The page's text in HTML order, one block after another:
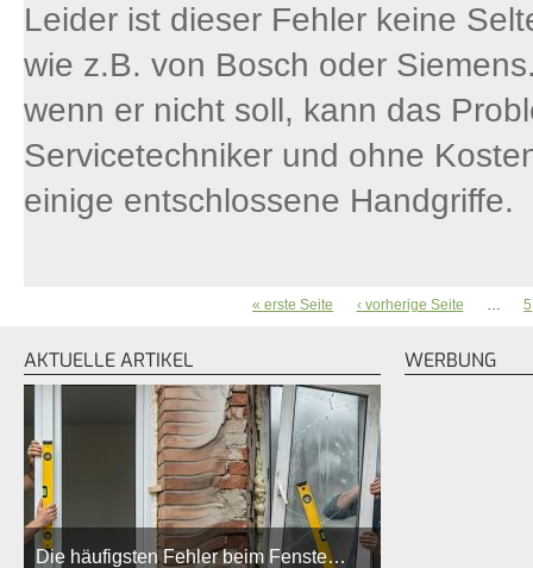
Leider ist dieser Fehler keine
wie z.B. von Bosch oder
wenn er nicht soll, kann das
Servicetechniker und ohne
einige entschlossene Handgriffe.
« erste Seite ‹ vorherige Seite … 5
AKTUELLE ARTIKEL
Die häufigsten Fehler beim Fenste…
WERBUNG